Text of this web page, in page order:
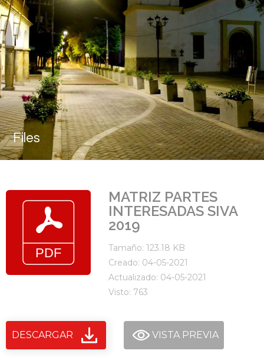
Files
MATRIZ PARTES
INTERESADAS SIVA
2019
Tamaño: 123.18 KB
Creado: 04-05-2021
Actualizado: 04-05-2021
Visto: 763
DESCARGAR VISTA PREVIA